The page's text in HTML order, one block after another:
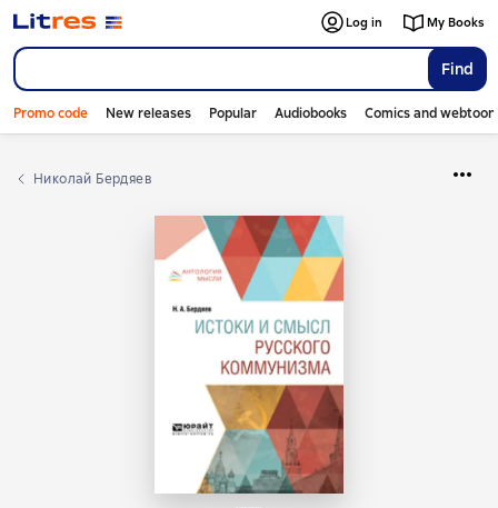
Find
Log in My Books
Promo code New releases Popular Audiobooks Comics and
Николай Бердяев